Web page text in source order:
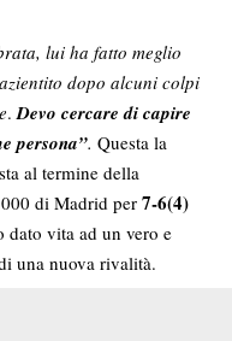
lui ha fatto meglio
dopo alcuni colpi
. Devo cercare di capire
persona”. Questa la
al termine della
di Madrid per7-6(4)
dato vita ad un vero e
una nuova rivalità.